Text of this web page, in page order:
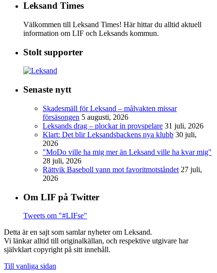
Leksand Times
Välkommen till Leksand Times! Här hittar du alltid aktuell
information om LIF och Leksands kommun.
Stolt supporter
Senaste nytt
Skadesmäll för Leksand – målvakten missar
försäsongen 5 augusti, 2026
Leksands drag – plockar in provspelare 31 juli, 2026
Klart: Det blir Leksandsbackens nya klubb 30 juli,
2026
"MoDo ville ha mig mer än Leksand ville ha kvar mig"
28 juli, 2026
Rättvik Baseboll vann mot favoritmotståndet 27 juli,
2026
Om LIF på Twitter
Tweets om "#LIFse"
Detta är en sajt som samlar nyheter om Leksand.
Vi länkar alltid till originalkällan, och respektive utgivare har
självklart copyright på sitt innehåll.
Till vanliga sidan